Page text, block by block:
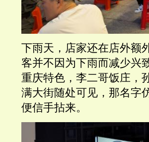
下雨天，店家还在店外额
客并不因为下雨而减少兴
重庆特色，李二哥饭庄，
满大街随处可见，那名字
便信手拈来。